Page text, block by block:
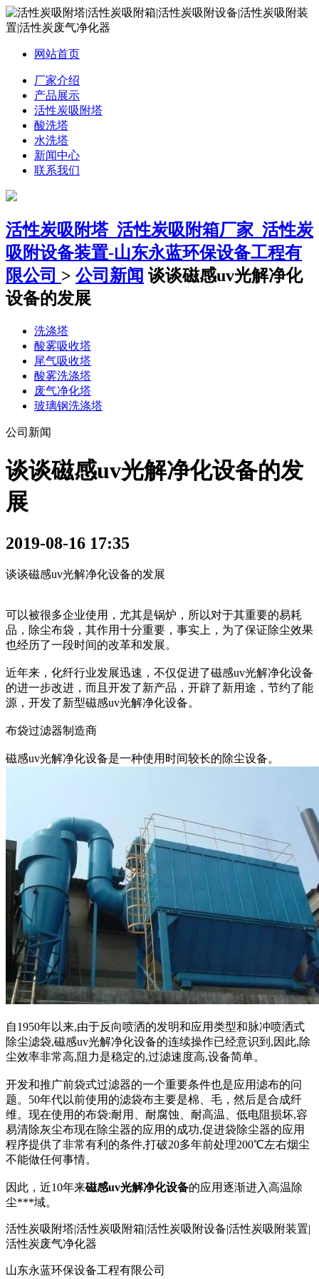
网站首页
厂家介绍
产品展示
活性炭吸附塔
酸洗塔
水洗塔
新闻中心
联系我们
活性炭吸附塔_活性炭吸附箱厂家_活性炭
吸附设备装置-山东永蓝环保设备工程有
限公司 > 公司新闻 谈谈磁感uv光解净化
设备的发展
洗涤塔
酸雾吸收塔
尾气吸收塔
酸雾洗涤塔
废气净化塔
玻璃钢洗涤塔
公司新闻
谈谈磁感uv光解净化设备的发
展
2019-08-16 17:35
谈谈磁感uv光解净化设备的发展
可以被很多企业使用，尤其是锅炉，所以对于其重要的易耗
品，除尘布袋，其作用十分重要，事实上，为了保证除尘效果
也经历了一段时间的改革和发展。
近年来，化纤行业发展迅速，不仅促进了磁感uv光解净化设备
的进一步改进，而且开发了新产品，开辟了新用途，节约了能
源，开发了新型磁感uv光解净化设备。
布袋过滤器制造商
磁感uv光解净化设备是一种使用时间较长的除尘设备。
自1950年以来,由于反向喷洒的发明和应用类型和脉冲喷洒式
除尘滤袋,磁感uv光解净化设备的连续操作已经意识到,因此,除
尘效率非常高,阻力是稳定的,过滤速度高,设备简单。
开发和推广前袋式过滤器的一个重要条件也是应用滤布的问
题。50年代以前使用的滤袋布主要是棉、毛，然后是合成纤
维。现在使用的布袋:耐用、耐腐蚀、耐高温、低电阻损坏,容
易清除灰尘布现在除尘器的应用的成功,促进袋除尘器的应用
程序提供了非常有利的条件,打破20多年前处理200℃左右烟尘
不能做任何事情。
因此，近10年来磁感uv光解净化设备的应用逐渐进入高温除
尘***域。
活性炭吸附塔|活性炭吸附箱|活性炭吸附设备|活性炭吸附装置|
活性炭废气净化器
山东永蓝环保设备工程有限公司